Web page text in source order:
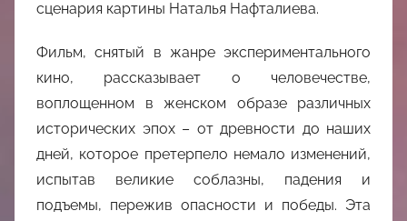
сценария картины Наталья Нафталиева.
Фильм, снятый в жанре экспериментального
кино, рассказывает о человечестве,
воплощенном в женском образе различных
исторических эпох – от древности до наших
дней, которое претерпело немало изменений,
испытав великие соблазны, падения и
подъемы, пережив опасности и победы. Эта